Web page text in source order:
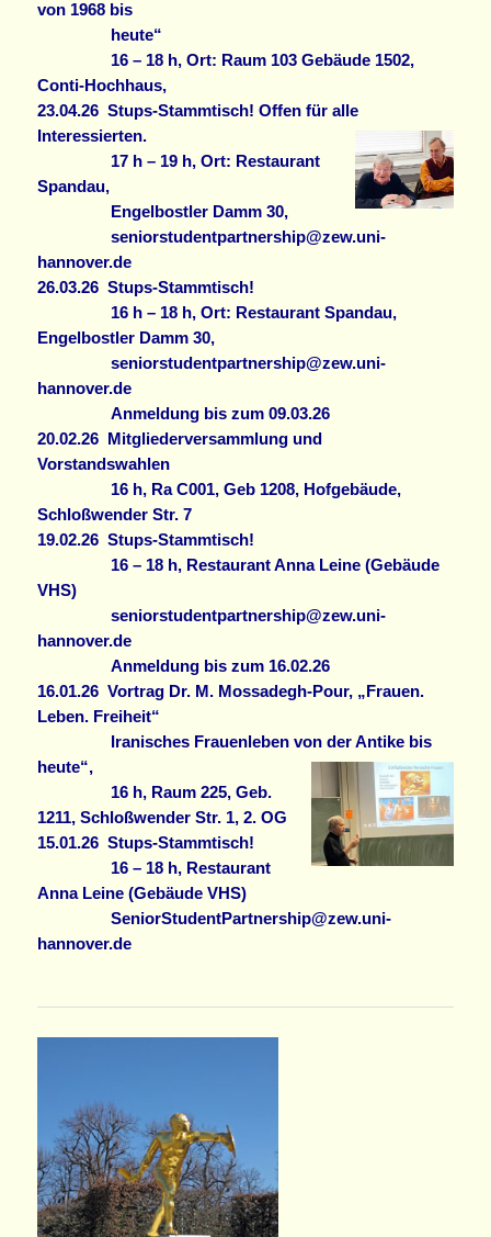
von 1968 bis
heute“
16 – 18 h, Ort: Raum 103 Gebäude 1502,
Conti-Hochhaus,
23.04.26 Stups-Stammtisch! Offen für alle
Interessierten.
17 h – 19 h, Ort: Restaurant
Spandau,
Engelbostler Damm 30,
seniorstudentpartnership@zew.uni-
hannover.de
26.03.26 Stups-Stammtisch!
16 h – 18 h, Ort: Restaurant Spandau,
Engelbostler Damm 30,
seniorstudentpartnership@zew.uni-
hannover.de
Anmeldung bis zum 09.03.26
20.02.26
Mitgliederversammlung und
Vorstandswahlen
16 h, Ra C001, Geb 1208, Hofgebäude,
Schloßwender Str. 7
19.02.26 Stups-Stammtisch!
16 – 18 h, Restaurant Anna Leine (Gebäude
VHS)
seniorstudentpartnership@zew.uni-
hannover.de
Anmeldung bis zum 16.02.26
16.01.26 Vortrag Dr. M. Mossadegh-Pour, „Frauen.
Leben. Freiheit“
Iranisches Frauenleben von der Antike bis
heute“,
16 h, Raum 225, Geb.
1211, Schloßwender Str. 1, 2. OG
15.01.26 Stups-Stammtisch!
16 – 18 h, Restaurant
Anna Leine (Gebäude VHS)
SeniorStudentPartnership@zew.uni-
hannover.de